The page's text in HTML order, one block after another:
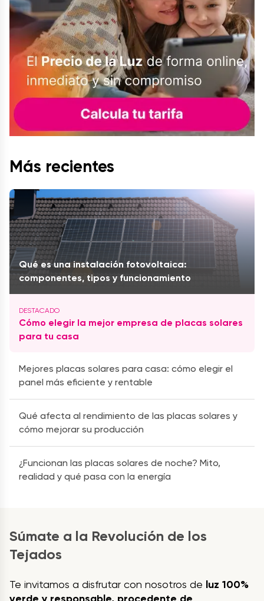
Más recientes
Qué es una instalación fotovoltaica:
componentes, tipos y funcionamiento
Cómo elegir la mejor empresa de placas solares
para tu casa
Mejores placas solares para casa: cómo elegir el
panel más eficiente y rentable
Qué afecta al rendimiento de las placas solares y
cómo mejorar su producción
¿Funcionan las placas solares de noche? Mito,
realidad y qué pasa con la energía
Súmate a la Revolución de los
Tejados
Te invitamos a disfrutar con nosotros de luz 100%